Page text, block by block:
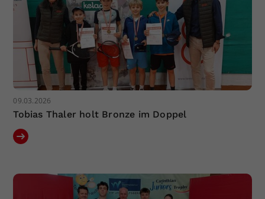
09.03.2026
Tobias Thaler holt Bronze im Doppel